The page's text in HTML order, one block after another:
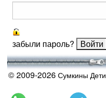
забыли пароль?
© 2009-2026 Сумкины Дети